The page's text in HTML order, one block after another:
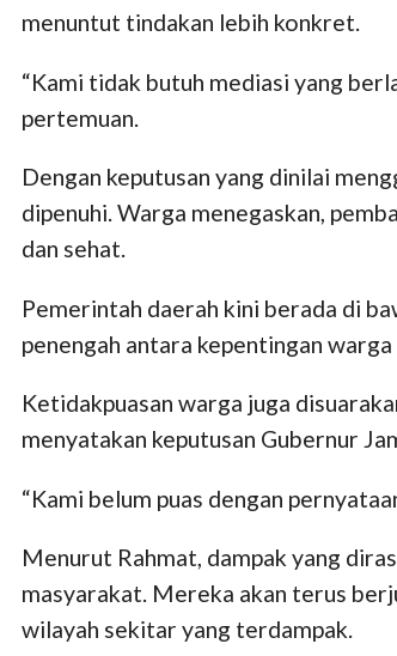
menuntut tindakan lebih konkret.
“Kami tidak butuh mediasi yang
pertemuan.
Dengan keputusan yang dinilai
dipenuhi. Warga menegaskan,
dan sehat.
Pemerintah daerah kini berada di
penengah antara kepentingan warga
Ketidakpuasan warga juga
menyatakan keputusan Gubernur
“Kami belum puas dengan
Menurut Rahmat, dampak yang
masyarakat. Mereka akan terus
wilayah sekitar yang terdampak.